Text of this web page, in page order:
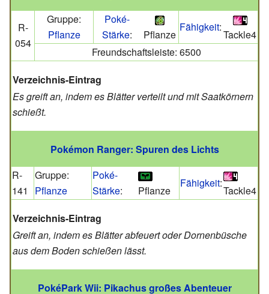
R-
054
Gruppe:
Pflanze
Poké-
Stärke: Pflanze
Fähigkeit:
Tackle4
Freundschaftsleiste: 6500
Verzeichnis-Eintrag
Es greift an, indem es Blätter verteilt und mit Saatkörnern
schießt.
Pokémon Ranger: Spuren des Lichts
R-
141
Gruppe:
Pflanze
Poké-
Stärke: Pflanze
Fähigkeit:
Tackle4
Verzeichnis-Eintrag
Greift an, indem es Blätter abfeuert oder Dornenbüsche
aus dem Boden schießen lässt.
PokéPark Wii: Pikachus großes Abenteuer